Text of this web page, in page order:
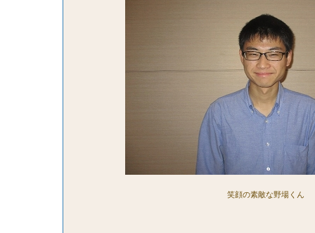
笑顔の素敵な野場くん